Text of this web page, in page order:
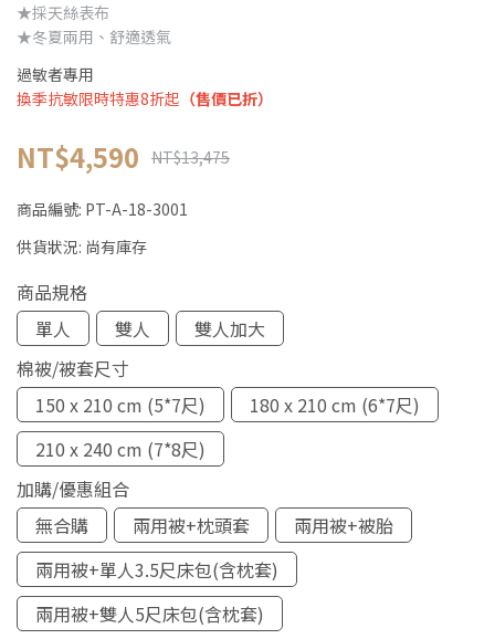
★採天絲表布
★冬夏兩用、舒適透氣
過敏者專用
換季抗敏限時特惠8折起 （售價已折）
NT$4,590 NT$13,475
商品編號: PT-A-18-3001
供貨狀況: 尚有庫存
商品規格
單人
雙人
雙人加大
棉被/被套尺寸
150 x 210 cm (5*7尺)
180 x 210 cm (6*7尺)
210 x 240 cm (7*8尺)
加購/優惠組合
無合購
兩用被+枕頭套
兩用被+被胎
兩用被+單人3.5尺床包(含枕套)
兩用被+雙人5尺床包(含枕套)